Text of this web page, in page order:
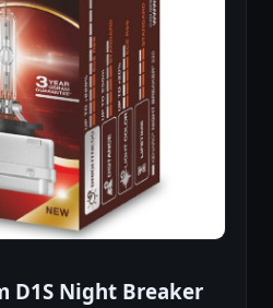
D1S Night Breaker